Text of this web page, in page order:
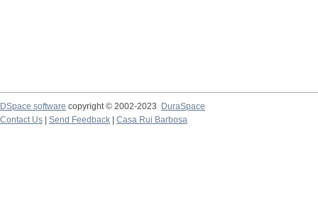
DSpace software copyright © 2002-2023
DuraSpace
Contact Us
Send Feedback Casa Rui Barbosa